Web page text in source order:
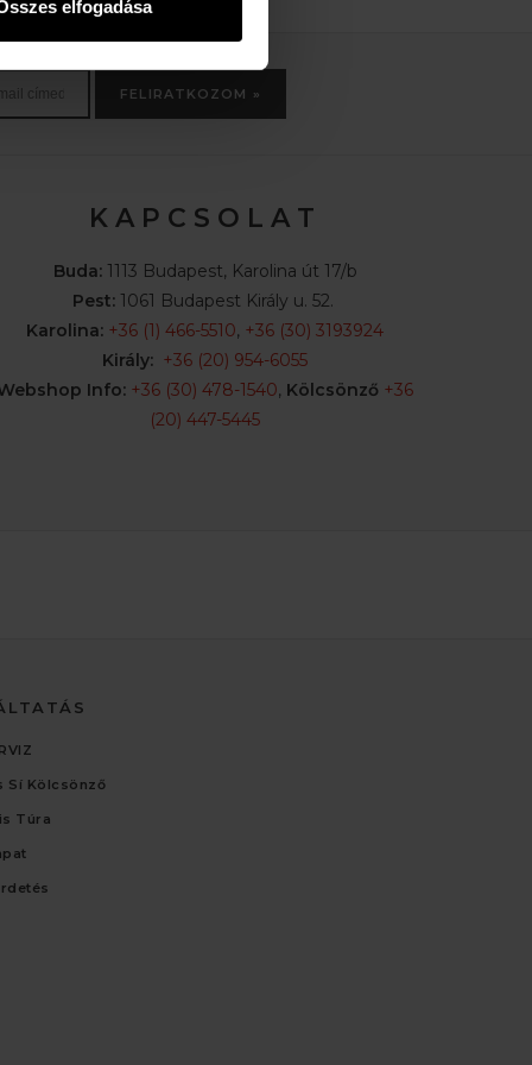
elfogadása
FELIRATKOZOM »
K A P C S O L A T
Buda:1113 Budapest, Karolina út 17/b
Pest:1061 Budapest Király u. 52.
Karolina: +36 (1) 466-5510, +36 (30) 3193924
Király: +36 (20) 954-6055
Info: +36 (30) 478-1540, Kölcsönző +36
(20) 447-5445
Sí Kölcsönző
Túra